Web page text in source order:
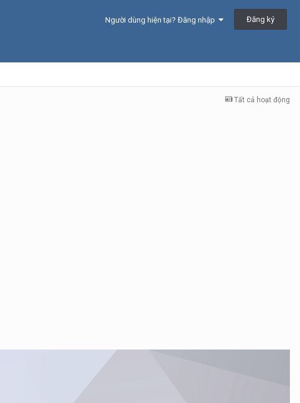
Người dùng hiện tại? Đăng nhập Đăng ký
Tất cả hoạt động